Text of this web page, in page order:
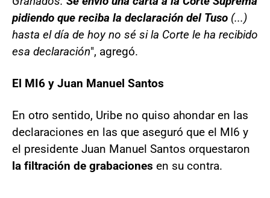
pidiendo que reciba la declaración del Tuso (...)
hasta el día de hoy no sé si la Corte le ha recibido
esa declaración", agregó.
El MI6 y Juan Manuel Santos
En otro sentido, Uribe no quiso ahondar en las
declaraciones en las que aseguró que el MI6 y
el presidente Juan Manuel Santos orquestaron
la filtración de grabaciones en su contra.